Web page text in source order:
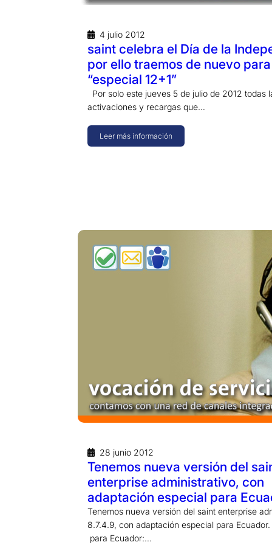
4 julio 2012
saint celebra el Día de la
por ello traemos de nuevo
“especial 12+1”
Por solo este jueves 5 de julio de 2012 todas
activaciones y recargas que…
Leer más información
28 junio 2012
Tenemos nueva versión del
enterprise administrativo, con
adaptación especial para
Tenemos nueva versión del saint enterprise
8.7.4.9, con adaptación especial para
para Ecuador:…